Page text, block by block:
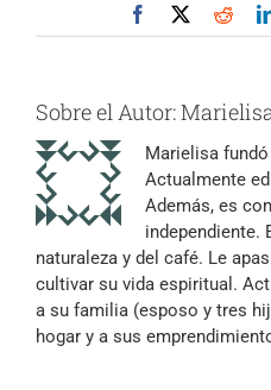
Facebook
Sobre el Autor:
Marielisa
Actualmente
Además, es
independiente.
naturaleza y del café. Le
cultivar su vida espiritual.
a su familia (esposo y tres
hogar y a sus